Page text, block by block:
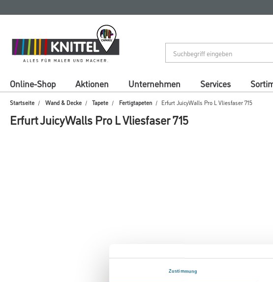
Zustimmung
springen
springen
Online-Shop Aktionen Unternehmen Services
Startseite Wand & Decke Tapete Fertigtapeten Erfurt JuicyWalls Pro L Vliesfaser 715
Erfurt JuicyWalls Pro L Vliesfaser 715